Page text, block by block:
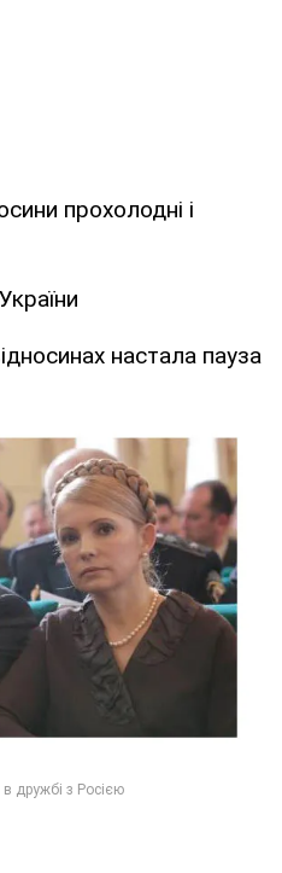
прохолодні і
настала пауза